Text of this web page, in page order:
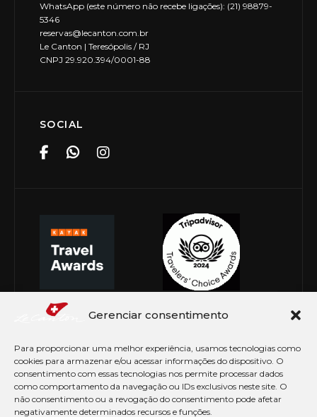
Gerenciar consentimento
Para proporcionar uma melhor experiência, usamos tecnologias como
cookies para armazenar e/ou acessar informações do dispositivo. O
consentimento com essas tecnologias nos permite processar dados
como comportamento da navegação ou IDs exclusivos neste site. O
não consentimento ou a revogação do consentimento pode afetar
negativamente determinados recursos e funções.
WhatsApp (este número não recebe ligações): (21) 98879-
5346
reservas@lecanton.com.br
Le Canton | Teresópolis / RJ
CNPJ 29.920.394/0001-88
SOCIAL
© Copyright 2026 Le Canton. Todos os direitos